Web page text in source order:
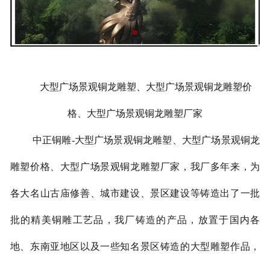
大型广场景观铜龙雕塑、大型广场景观铜龙雕塑价
格、大型广场景观铜龙雕塑厂家
中正铜雕-大型广场景观铜龙雕塑、大型广场景观铜龙
雕塑价格、大型广场景观铜龙雕塑厂家 ，我厂多年来，为
各大名山古庙修善、城市建设、景区建设等铸造出了一批
批的精美铜雕工艺品，我厂铸造的产品，放置于国内各
地、东南亚地区以及一些知名景区铸造的大型雕塑作品，